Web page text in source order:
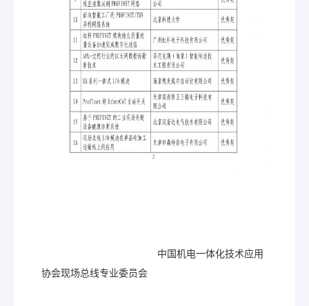
中国机电一体化技术应用
协会现场总线专业委员会